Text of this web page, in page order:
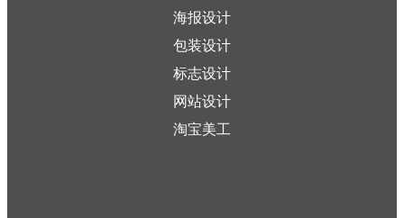
海报设计
包装设计
标志设计
网站设计
淘宝美工